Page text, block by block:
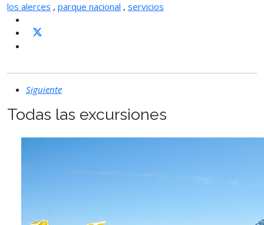
los alerces , parque nacional , servicios
Siguiente
Todas las excursiones